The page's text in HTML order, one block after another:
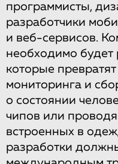
программисты,
разработчики
и веб-сервисов.
необходимо будет
которые
мониторинга и
о состоянии
чипов или
встроенных в
разработки